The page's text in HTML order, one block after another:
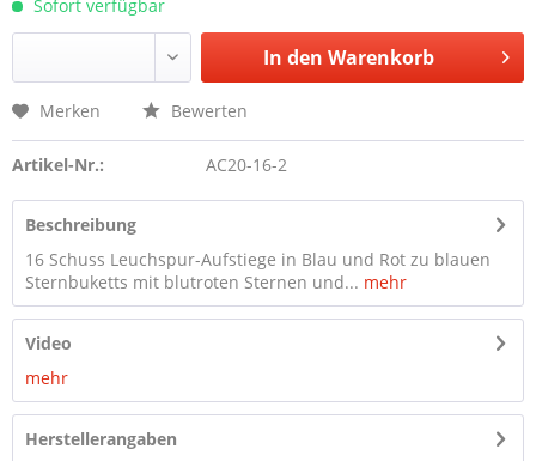
Sofort verfügbar
In den Warenkorb
Merken Bewerten
Artikel-Nr.: AC20-16-2
Beschreibung
16 Schuss Leuchspur-Aufstiege in Blau und Rot zu blauen
Sternbuketts mit blutroten Sternen und... mehr
Video
mehr
Herstellerangaben